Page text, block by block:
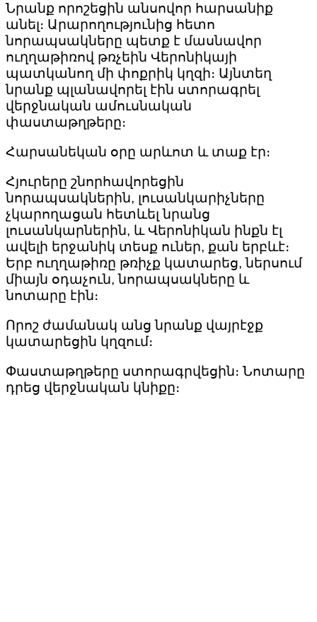
Նրանք որոշեցին անսովոր հարսանիք
անել։ Արարողությունից հետո
նորապսակները պետք է մասնավոր
ուղղաթիռով թռչեին Վերոնիկայի
պատկանող մի փոքրիկ կղզի։ Այնտեղ
նրանք պլանավորել էին ստորագրել
վերջնական ամուսնական
փաստաթղթերը։
Հարսանեկան օրը արևոտ և տաք էր։
Հյուրերը շնորհավորեցին
նորապսակներին, լուսանկարիչները
չկարողացան հետևել նրանց
լուսանկարներին, և Վերոնիկան ինքն էլ
ավելի երջանիկ տեսք ուներ, քան երբևէ։
Երբ ուղղաթիռը թռիչք կատարեց, ներսում
միայն օդաչուն, նորապսակները և
նոտարը էին։
Որոշ ժամանակ անց նրանք վայրէջք
կատարեցին կղզում։
Փաստաթղթերը ստորագրվեցին։ Նոտարը
դրեց վերջնական կնիքը։